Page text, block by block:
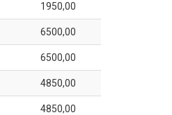
1950,00
6500,00
6500,00
4850,00
4850,00